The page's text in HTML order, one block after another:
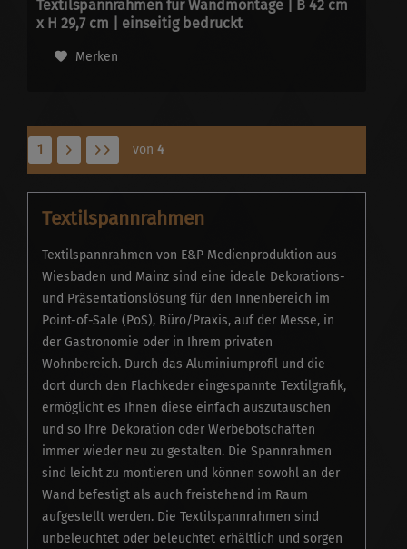
Textilspannrahmen für Wandmontage | B 42 cm
x H 29,7 cm | einseitig bedruckt
Merken
1 von 4
Textilspannrahmen
Textilspannrahmen von E&P Medienproduktion aus
Wiesbaden und Mainz sind eine ideale Dekorations-
und Präsentationslösung für den Innenbereich im
Point-of-Sale (PoS), Büro/Praxis, auf der Messe, in
der Gastronomie oder in Ihrem privaten
Wohnbereich. Durch das Aluminiumprofil und die
dort durch den Flachkeder eingespannte Textilgrafik,
ermöglicht es Ihnen diese einfach auszutauschen
und so Ihre Dekoration oder Werbebotschaften
immer wieder neu zu gestalten. Die Spannrahmen
sind leicht zu montieren und können sowohl an der
Wand befestigt als auch freistehend im Raum
aufgestellt werden. Die Textilspannrahmen sind
unbeleuchtet oder beleuchtet erhältlich und sorgen